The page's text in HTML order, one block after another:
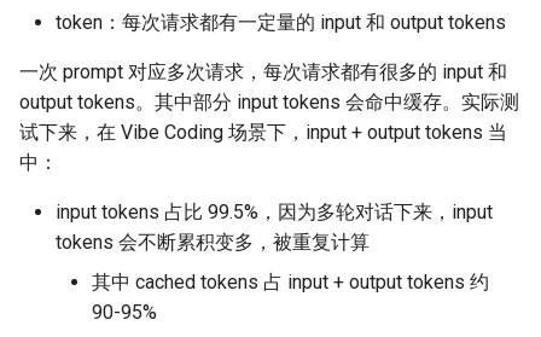
token：每次请求都有一定量的 input 和 output tokens
一次 prompt 对应多次请求，每次请求都有很多的 input 和
output tokens。其中部分 input tokens 会命中缓存。实际测
试下来，在 Vibe Coding 场景下，input + output tokens 当
中：
input tokens 占比 99.5%，因为多轮对话下来，input
tokens 会不断累积变多，被重复计算
其中 cached tokens 占 input + output tokens 约
90-95%